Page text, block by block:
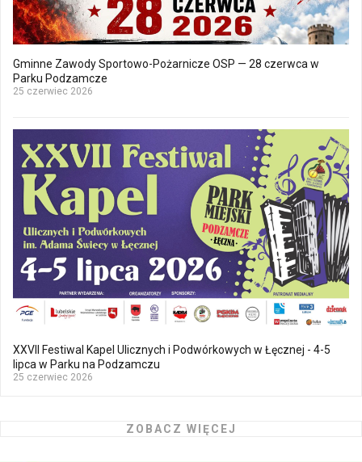
Gminne Zawody Sportowo-Pożarnicze OSP — 28 czerwca w
Parku Podzamcze
25 czerwiec 2026
XXVII Festiwal Kapel Ulicznych i Podwórkowych w Łęcznej - 4-5
lipca w Parku na Podzamczu
25 czerwiec 2026
ZOBACZ WIĘCEJ